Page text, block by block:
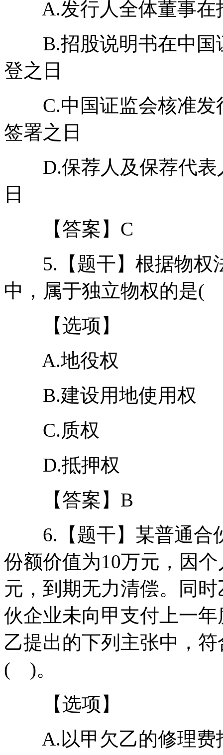
A.发行人全体董事在
B.招股说明书在中国
登之日
C.中国证监会核准发
签署之日
D.保荐人及保荐代表
日
【答案】C
5.【题干】根据物权
中，属于独立物权的是(
【选项】
A.地役权
B.建设用地使用权
C.质权
D.抵押权
【答案】B
6.【题干】某普通合
份额价值为10万元，因
元，到期无力清偿。同
伙企业未向甲支付上一
乙提出的下列主张中，
( )。
【选项】
A.以甲欠乙的修理费